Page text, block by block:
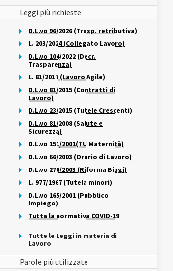
Leggi più richieste
D.L.vo 96/2026 (Trasp. retributiva)
L. 203/2024 (Collegato Lavoro)
D.L.vo 104/2022 (Decr.
Trasparenza)
L. 81/2017 (Lavoro Agile)
D.L.vo 81/2015 (Contratti di
Lavoro)
D.L.vo 23/2015 (Tutele Crescenti)
D.L.vo 81/2008 (Salute e
Sicurezza)
D.L.vo 151/2001(TU Maternità)
D.L.vo 66/2003 (Orario di Lavoro)
D.L.vo 276/2003 (Riforma Biagi)
L. 977/1967 (Tutela minori)
D.L.vo 165/2001 (Pubblico
Impiego)
Tutta la normativa COVID-19
Tutte le Leggi in materia di
Lavoro
Parole più utilizzate